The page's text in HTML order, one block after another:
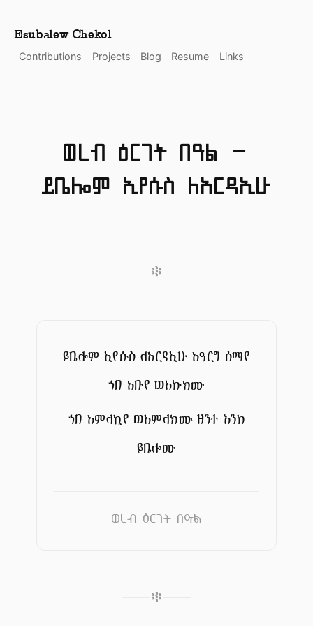
Esubalew Chekol
Contributions
Projects Blog Resume Links
ወረብ ዕርገት በዓል -
ይቤሎም ኢየሱስ ለአርዳኢሁ
፨
ይቤሎም ኢየሱስ ለአርዳኢሁ አዓርግ ሰማየ
ኀበ አቡየ ወአኩክሙ
ኀበ አምላኪየ ወአምላክሙ ዘንተ እንከ
ይቤሎሙ
ወረብ ዕርገት በዓል
፨